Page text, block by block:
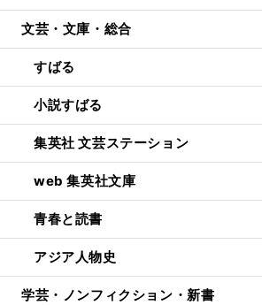
文芸・文庫・総合
すばる
小説すばる
集英社 文芸ステーション
web 集英社文庫
青春と読書
アジア人物史
学芸・ノンフィクション・新書